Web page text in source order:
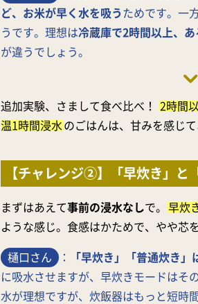
ど、お米が早く水を吸う ためです。一
うです。理想は冷蔵庫で2時間以上、
が違うでしょう。
追加実験、さまして食べ比べ！ 2時間
温1時間浸水 のごはんは、甘みを感じ
【チャレンジ②】「早炊き」と
まずはあえて事前の浸水なしで。 早炊
ような感じ。食感はかためで、やや芯
樋口さん ： 「早炊き」「普通炊き」
に吸水させますが、早炊きモードはそ
水が理想ですが、炊飯器はもっと短時間